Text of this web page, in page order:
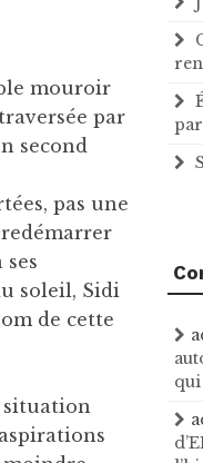
mouroir
par
second
pas une
soleil, Sidi
de cette
situation